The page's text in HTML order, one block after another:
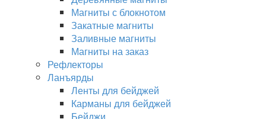
Магниты с блокнотом
Закатные магниты
Заливные магниты
Магниты на заказ
Рефлекторы
Ланъярды
Ленты для бейджей
Карманы для бейджей